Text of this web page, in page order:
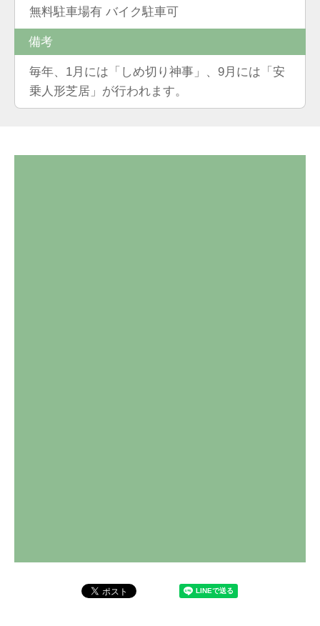
無料駐車場有 バイク駐車可
備考
毎年、1月には「しめ切り神事」、9月には「安
乗人形芝居」が行われます。